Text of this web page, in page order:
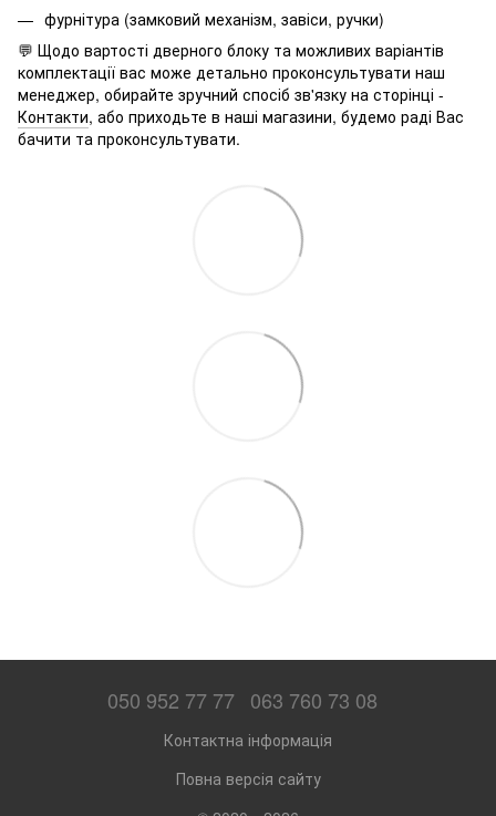
фурнітура (замковий механізм, завіси, ручки)
💬 Щодо вартості дверного блоку та можливих варіантів
комплектації вас може детально проконсультувати наш
менеджер, обирайте зручний спосіб зв'язку на сторінці -
Контакти, або приходьте в наші магазини, будемо раді Вас
бачити та проконсультувати.
050 952 77 77 063 760 73 08
Контактна інформація
Повна версія сайту